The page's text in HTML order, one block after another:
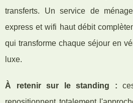
transferts. Un service de
express et wifi haut débit
qui transforme chaque séjour en
luxe.
À retenir sur le standing :